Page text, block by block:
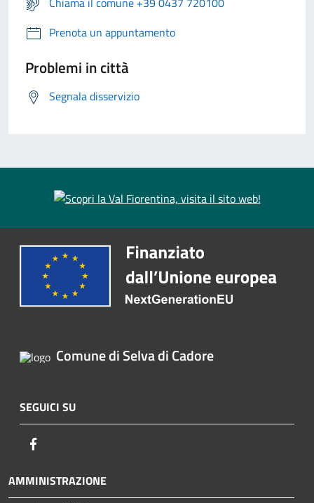
Prenota un appuntamento
Problemi in città
Segnala disservizio
Comune di Selva di Cadore
SEGUICI SU
AMMINISTRAZIONE